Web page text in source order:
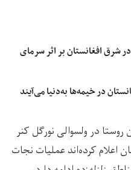
۲۷۰ هزار کودک در شرق افغانستان بر اثر سرمای
در خیمه‌ها به‌دنیا می‌آیند
در ولسوالی نورگل کنر
اعلام کرده‌اند عملیات نجات